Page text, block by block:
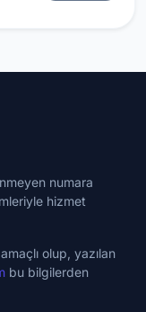
numara
hizmet
olup, yazılan
bu bilgilerden